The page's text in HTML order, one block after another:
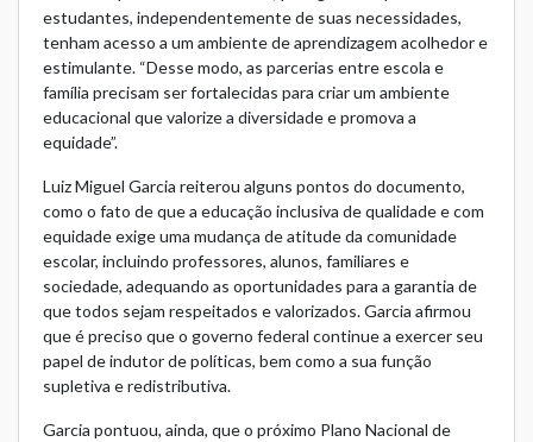
estudantes, independentemente de suas necessidades,
tenham acesso a um ambiente de aprendizagem acolhedor e
estimulante. “Desse modo, as parcerias entre escola e
família precisam ser fortalecidas para criar um ambiente
educacional que valorize a diversidade e promova a
equidade”.
Luiz Miguel Garcia reiterou alguns pontos do documento,
como o fato de que a educação inclusiva de qualidade e com
equidade exige uma mudança de atitude da comunidade
escolar, incluindo professores, alunos, familiares e
sociedade, adequando as oportunidades para a garantia de
que todos sejam respeitados e valorizados. Garcia afirmou
que é preciso que o governo federal continue a exercer seu
papel de indutor de políticas, bem como a sua função
supletiva e redistributiva.
Garcia pontuou, ainda, que o próximo Plano Nacional de